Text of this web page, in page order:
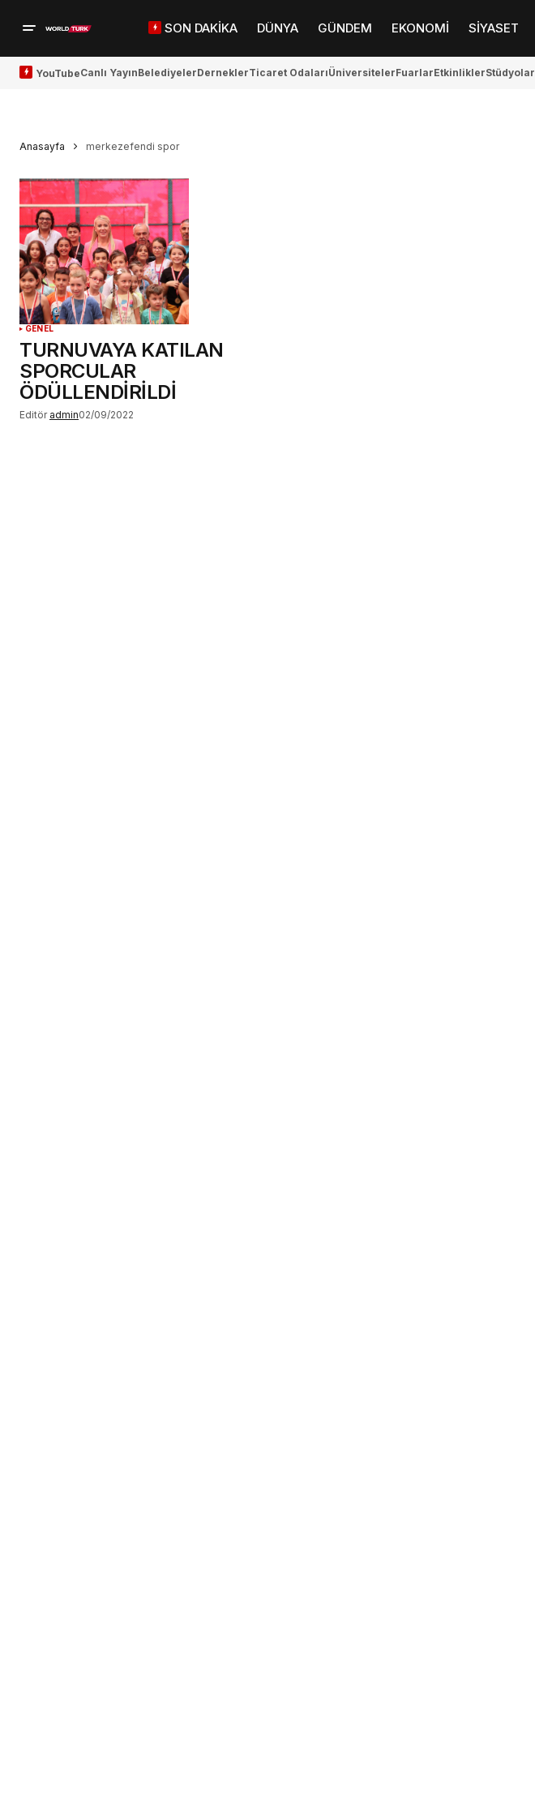
SON DAKİKA DÜNYA GÜNDEM EKONOMİ SİYASET
YouTubeCanlı YayınBelediyelerDerneklerTicaret OdalarıÜniversitelerFuarlarEtkinliklerStüdyolar
Anasayfa merkezefendi spor
GENEL
TURNUVAYA KATILAN
SPORCULAR
ÖDÜLLENDİRİLDİ
Editör admin02/09/2022